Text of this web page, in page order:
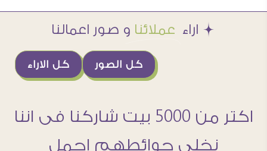
Æ اراء عملائنا و صور اعمالنا
كل الاراء كل الصور
اكتر من 5000 بيت شاركنا فى اننا
نخلى حوائطهم اجمل